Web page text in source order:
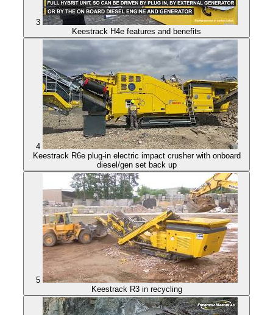
3
Keestrack H4e features and benefits
4
Keestrack R6e plug-in electric impact crusher with onboard
diesel/gen set back up
5
Keestrack R3 in recycling